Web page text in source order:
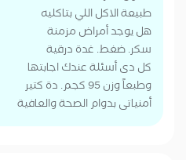
طبيعة الاكل اللي بتاكليه
هل يوجد أمراض مزمنة
سكر. ضغط. غدة درقية
كل دى أسئلة عندك اجابتها
وطبعاً وزن 95 كجم. دة كتير
أمنياتى بدوام الصحة والعافية